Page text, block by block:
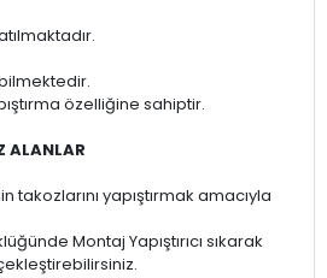
özelliğine sahiptir.
ALANLAR
takozlarını yapıştırmak amacıyla
Montaj Yapıştırıcı sıkarak